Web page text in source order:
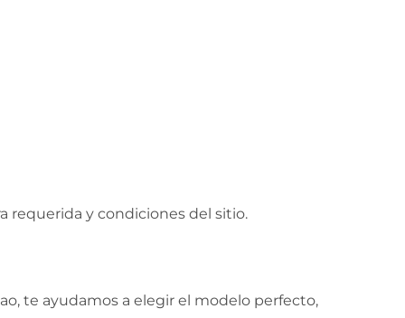
requerida y condiciones del sitio.
te ayudamos a elegir el modelo perfecto,